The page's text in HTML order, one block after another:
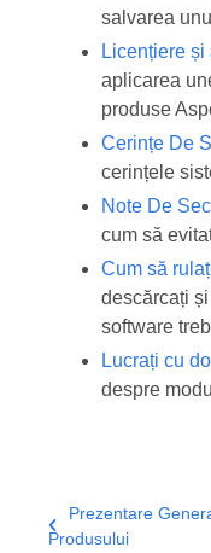
salvarea
Licențiere
aplicarea
produse
Cerințe De
cerințele
Note De
cum să
Cum să
descărcați
software
Lucrați cu
despre
Prezentare
Produsului